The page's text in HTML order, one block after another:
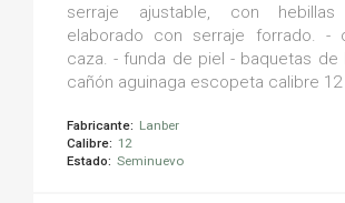
serraje ajustable, con hebillas
elaborado con serraje forrado. -
caza. - funda de piel - baquetas de
cañón aguinaga escopeta calibre 12
Fabricante: Lanber
Calibre: 12
Estado: Seminuevo